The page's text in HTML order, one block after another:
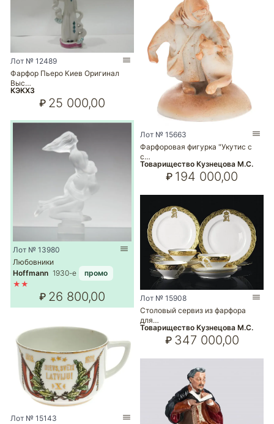
Лот № 12489
Фарфор Пьеро Киев Оригинал
Выс…
КЭКХЗ
₽ 25 000,00
Лот № 13980
Любовники
Hoffmann 1930-е
промо
★★
₽ 26 800,00
Лот № 15143
Лот № 15663
Фарфоровая фигурка "Укутис с
с…
Товарищество Кузнецова М.С.
₽ 194 000,00
Лот № 15908
Столовый сервиз из фарфора
для…
Товарищество Кузнецова М.С.
₽ 347 000,00